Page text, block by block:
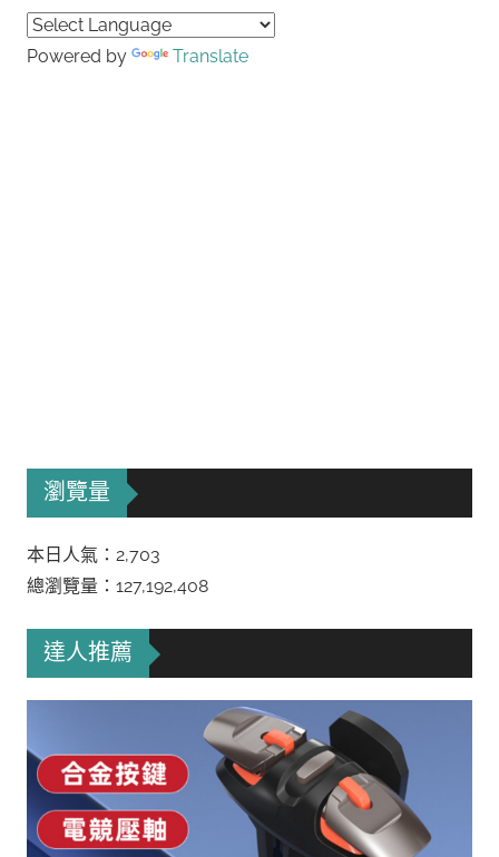
Powered by Translate
瀏覽量
本日人氣：2,703
總瀏覽量：127,192,408
達人推薦